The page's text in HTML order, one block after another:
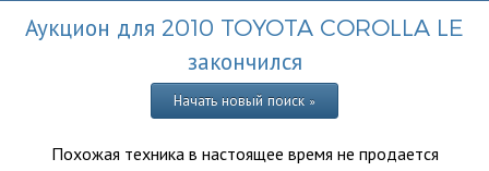
Аукцион для 2010 TOYOTA COROLLA LE
закончился
Начать новый поиск »
Похожая техника в настоящее время не продается